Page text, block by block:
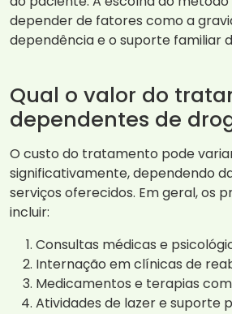
depender de fatores como a
dependência e o suporte familiar
Qual o valor do
dependentes de
O custo do tratamento pode
significativamente, dependendo
serviços oferecidos. Em geral, os
incluir:
Consultas médicas e
Internação em clínicas de
Medicamentos e terapias
Atividades de lazer e suporte